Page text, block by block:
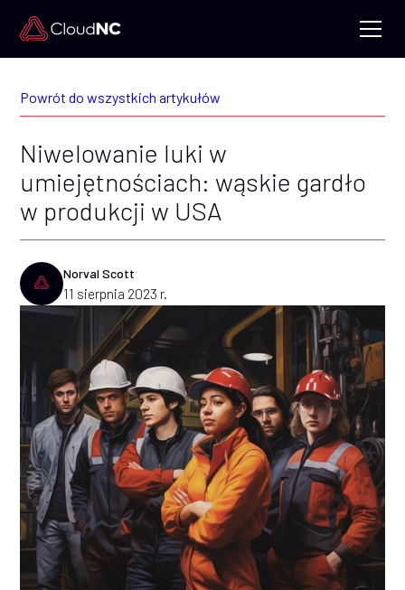
Powrót do wszystkich artykułów
Niwelowanie luki w
umiejętnościach: wąskie gardło
w produkcji w USA
Norval Scott
11 sierpnia 2023 r.